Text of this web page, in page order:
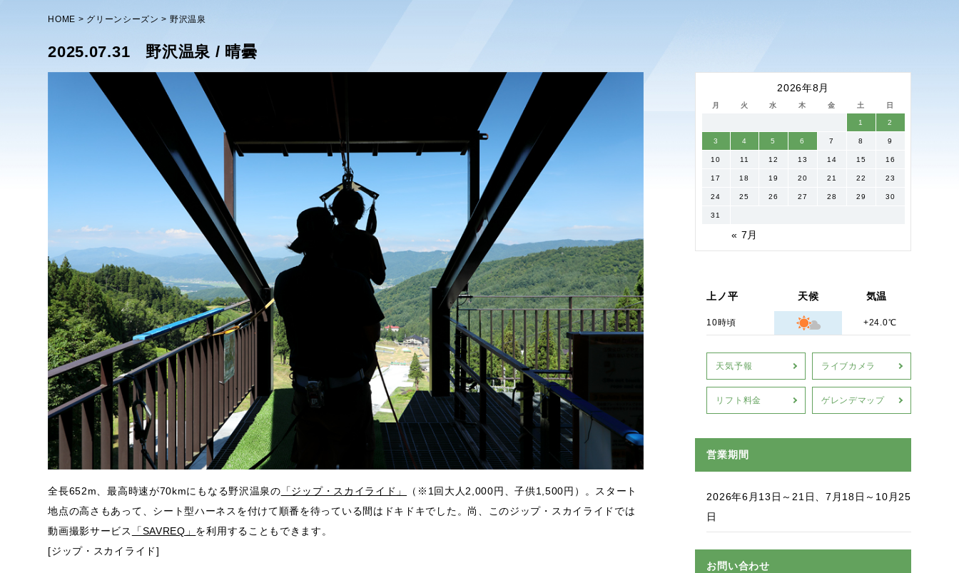
HOME グリーンシーズン 野沢温泉
2025.07.31 野沢温泉 / 晴曇
全長652m、最高時速が70kmにもなる野沢温泉の 「ジップ・スカイライド」
（※1回大人2,000円、子供1,500円）。スタート
地点の高さもあって、シート型ハーネスを付けて順番を待っている間はドキドキでした。尚、このジップ・スカイライドでは
動画撮影サービス
「SAVREQ」 を利用することもできます。
[ジップ・スカイライド]
2026年8月
月 火 水 木 金 土 日
« 7月
1 2
3 4 5 6 7 8 9
10 11 12 13 14 15 16
17 18 19 20 21 22 23
24 25 26 27 28 29 30
31
上ノ平 天候 気温
10時頃 +24.0℃
天気予報 ライブカメラ
リフト料金 ゲレンデマップ
営業期間
2026年6月13日～21日、7月18日～10月25
日
お問い合わせ